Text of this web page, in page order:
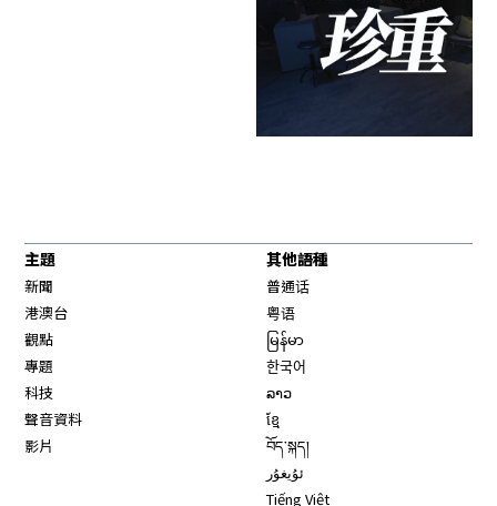
主題
新聞
港澳台
觀點
專題
科技
聲音資料
影片
其他語種
普通话
粤语
မြန်မာ
한국어
ລາວ
ខ្មែ
བོད་སྐད།
ئۇيغۇر
Tiếng Việt